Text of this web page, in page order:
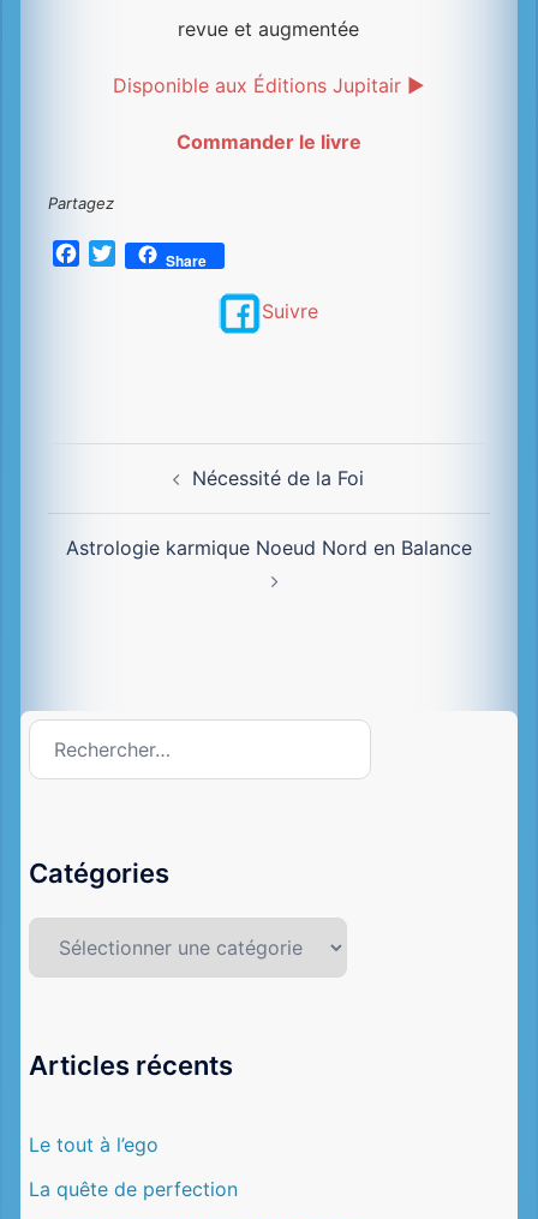
revue et augmentée
Disponible aux Éditions Jupitair ►
Commander le livre
Partagez
Facebook
TwitterShare
Suivre
Nécessité de la Foi
Astrologie karmique Noeud Nord en Balance
Rechercher :
Catégories
Catégories
Articles récents
Le tout à l’ego
La quête de perfection